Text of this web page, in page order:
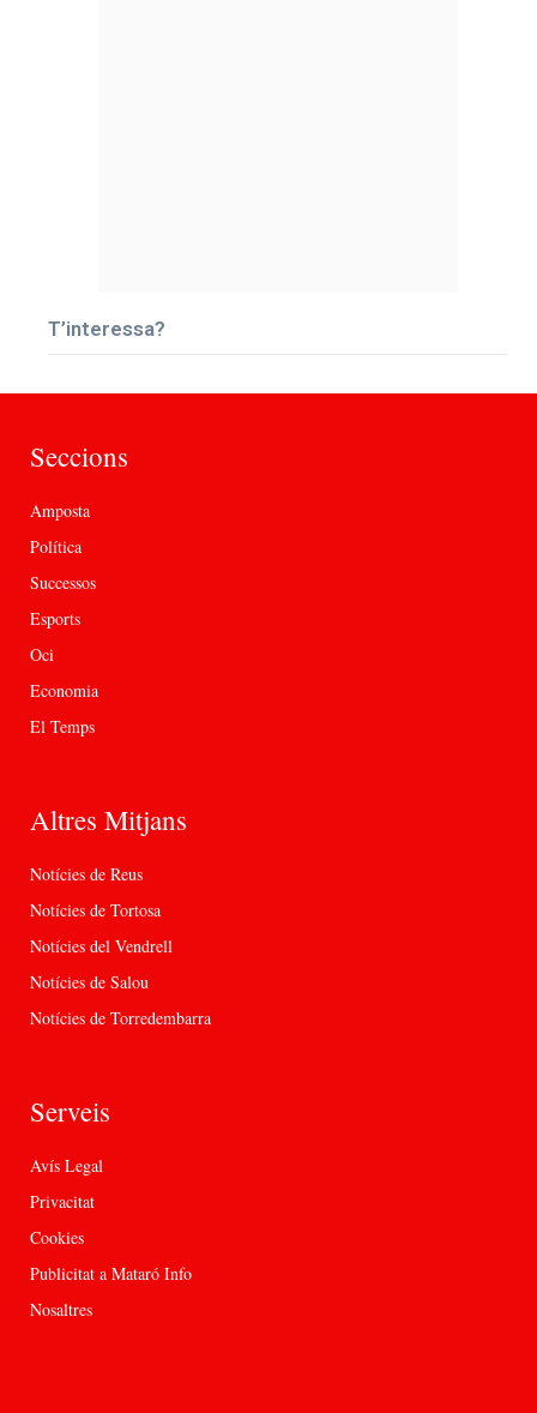
T’interessa?
Seccions
Amposta
Política
Successos
Esports
Oci
Economia
El Temps
Altres Mitjans
Notícies de Reus
Notícies de Tortosa
Notícies del Vendrell
Notícies de Salou
Notícies de Torredembarra
Serveis
Avís Legal
Privacitat
Cookies
Publicitat a Mataró Info
Nosaltres